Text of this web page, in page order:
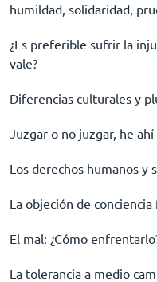
humildad, solidaridad,
¿Es preferible sufrir la
vale?
Diferencias culturales y
Juzgar o no juzgar, he
Los derechos humanos y
La objeción de
El mal: ¿Cómo
La tolerancia a medio